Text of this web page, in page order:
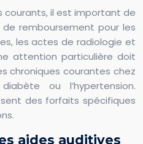
courants, il est important de
de remboursement pour les
les actes de radiologie et
attention particulière doit
chroniques courantes chez
ou l’hypertension.
des forfaits spécifiques
aides auditives